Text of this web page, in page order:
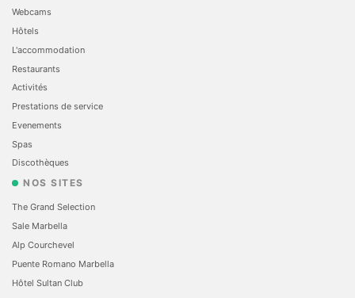
Webcams
Hôtels
L'accommodation
Restaurants
Activités
Prestations de service
Evеnements
Spas
Discothèques
NOS SITES
The Grand Selection
Sale Marbella
Alp Courchevel
Puente Romano Marbella
Hôtel Sultan Club